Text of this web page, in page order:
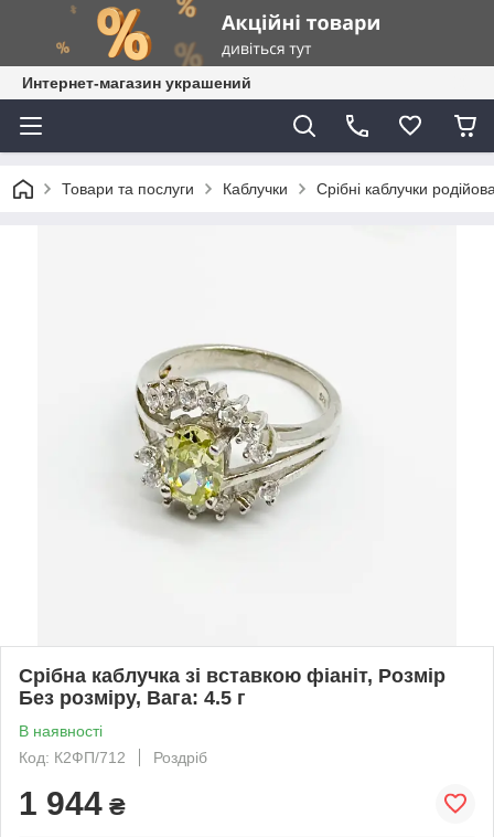
Интернет-магазин украшений
Товари та послуги Каблучки Срібні каблучки
Срібна каблучка зі вставкою фіаніт, Розмір
Без розміру, Вага: 4.5 г
В наявності
Код: К2ФП/712
Роздріб
1 944 ₴